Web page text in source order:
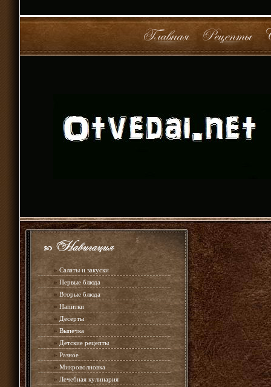
» Салаты и закуски
» Первые блюда
» Вторые блюда
» Напитки
»Десерты
» Выпечка
» Детские рецепты
» Разное
» Микроволновка
» Лечебная кулинария